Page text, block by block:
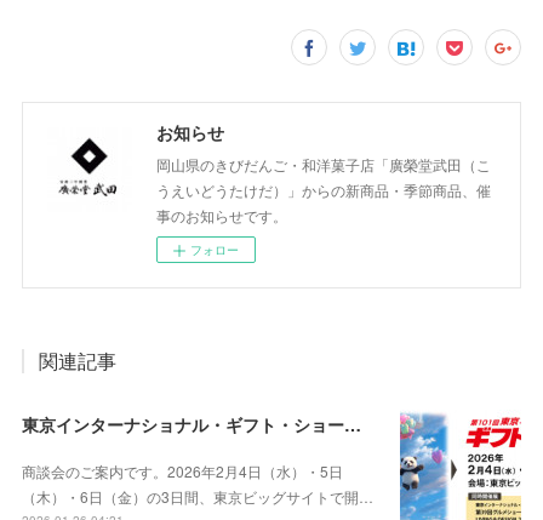
お知らせ
岡山県のきびだんご・和洋菓子店「廣榮堂武田（こ
うえいどうたけだ）」からの新商品・季節商品、催
事のお知らせです。
フォロー
関連記事
東京インターナショナル・ギフト・ショー春2026 / グルメショー春2026出展のご案内（2026年2月4日～6日）
商談会のご案内です。2026年2月4日（水）・5日
（木）・6日（金）の3日間、東京ビッグサイトで開…